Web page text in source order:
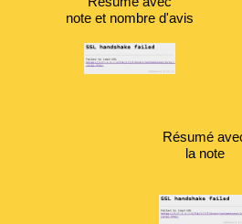
note et nombre d'avis
Résumé
la note